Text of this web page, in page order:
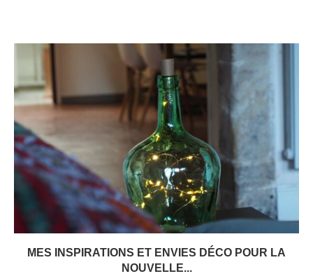
MES INSPIRATIONS ET ENVIES DÉCO POUR LA
NOUVELLE...